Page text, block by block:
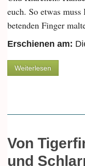
euch. So etwas
betenden Finger
Erschienen am:
Weiterlesen
Von
und